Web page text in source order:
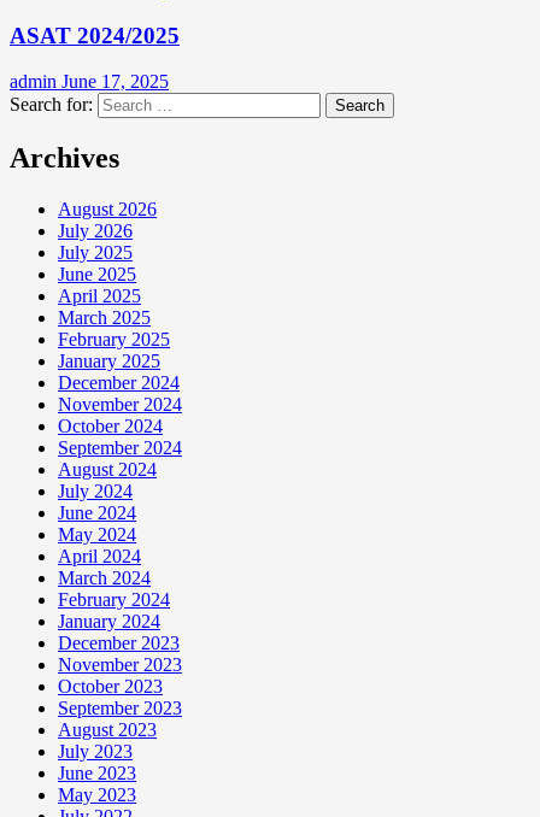
ASAT 2024/2025
admin June 17, 2025
Search for:
Archives
August 2026
July 2026
July 2025
June 2025
April 2025
March 2025
February 2025
January 2025
December 2024
November 2024
October 2024
September 2024
August 2024
July 2024
June 2024
May 2024
April 2024
March 2024
February 2024
January 2024
December 2023
November 2023
October 2023
September 2023
August 2023
July 2023
June 2023
May 2023